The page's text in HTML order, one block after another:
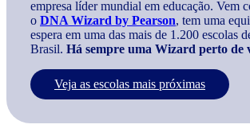
empresa líder mundial em educação. Vem
o DNA Wizard by Pearson, tem uma
espera em uma das mais de 1.200 escolas
Brasil. Há sempre uma Wizard perto de
Veja as escolas mais próximas